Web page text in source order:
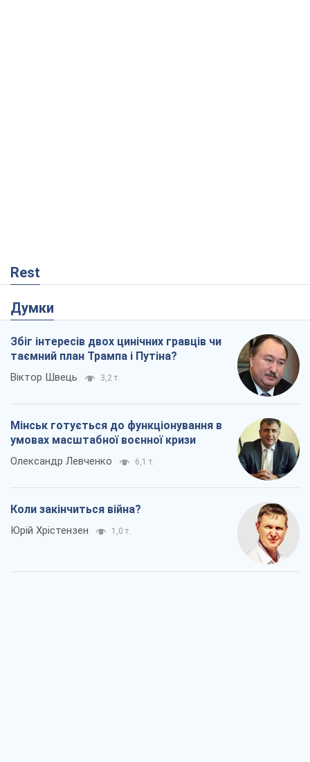
Rest
Думки
Збіг інтересів двох цинічних гравців чи
таємний план Трампа і Путіна?
Віктор Швець 3,2 т.
Мінськ готується до функціонування в
умовах масштабної воєнної кризи
Олександр Левченко 6,1 т.
Коли закінчиться війна?
Юрій Хрістензен 1,0 т.